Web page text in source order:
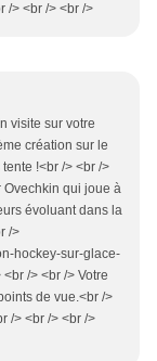
/> <br /> <br />
visite sur votre
création sur le
!<br /> <br />
Ovechkin qui joue à
évoluant dans la
/>
hockey-sur-glace-
/> <br /> Votre
de vue.<br />
/> <br /> <br />